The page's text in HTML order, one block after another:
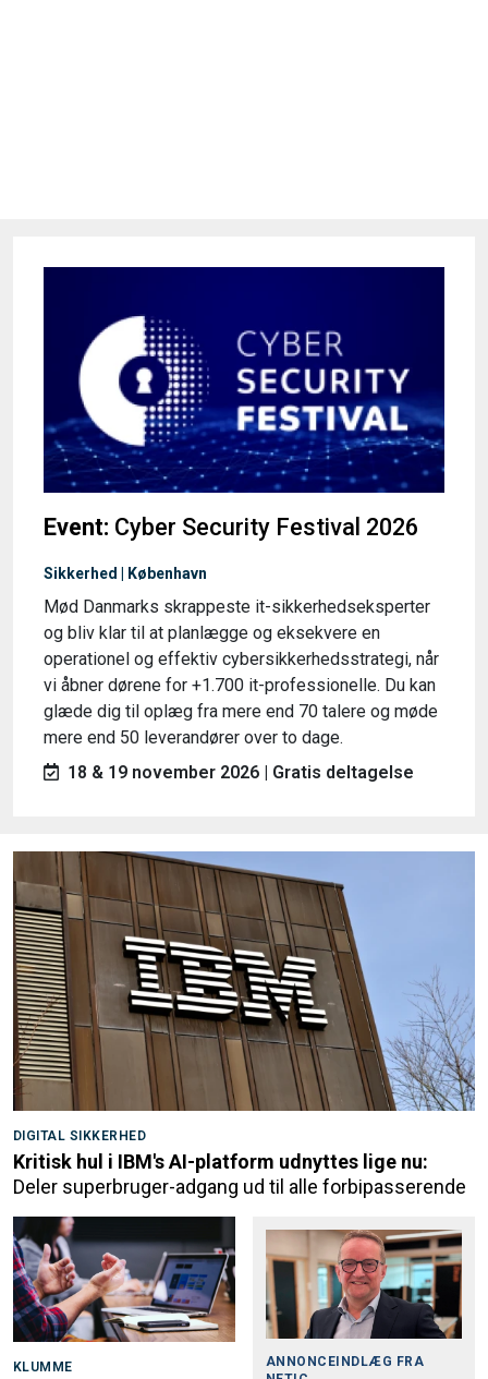
Event: Cyber Security Festival 2026
Sikkerhed | København
Mød Danmarks skrappeste it-sikkerhedseksperter
og bliv klar til at planlægge og eksekvere en
operationel og effektiv cybersikkerhedsstrategi, når
vi åbner dørene for +1.700 it-professionelle. Du kan
glæde dig til oplæg fra mere end 70 talere og møde
mere end 50 leverandører over to dage.
18 & 19 november 2026 | Gratis deltagelse
DIGITAL SIKKERHED
Kritisk hul i IBM's AI-platform udnyttes lige nu:
Deler superbruger-adgang ud til alle forbipasserende
KLUMME
ANNONCEINDLÆG FRA